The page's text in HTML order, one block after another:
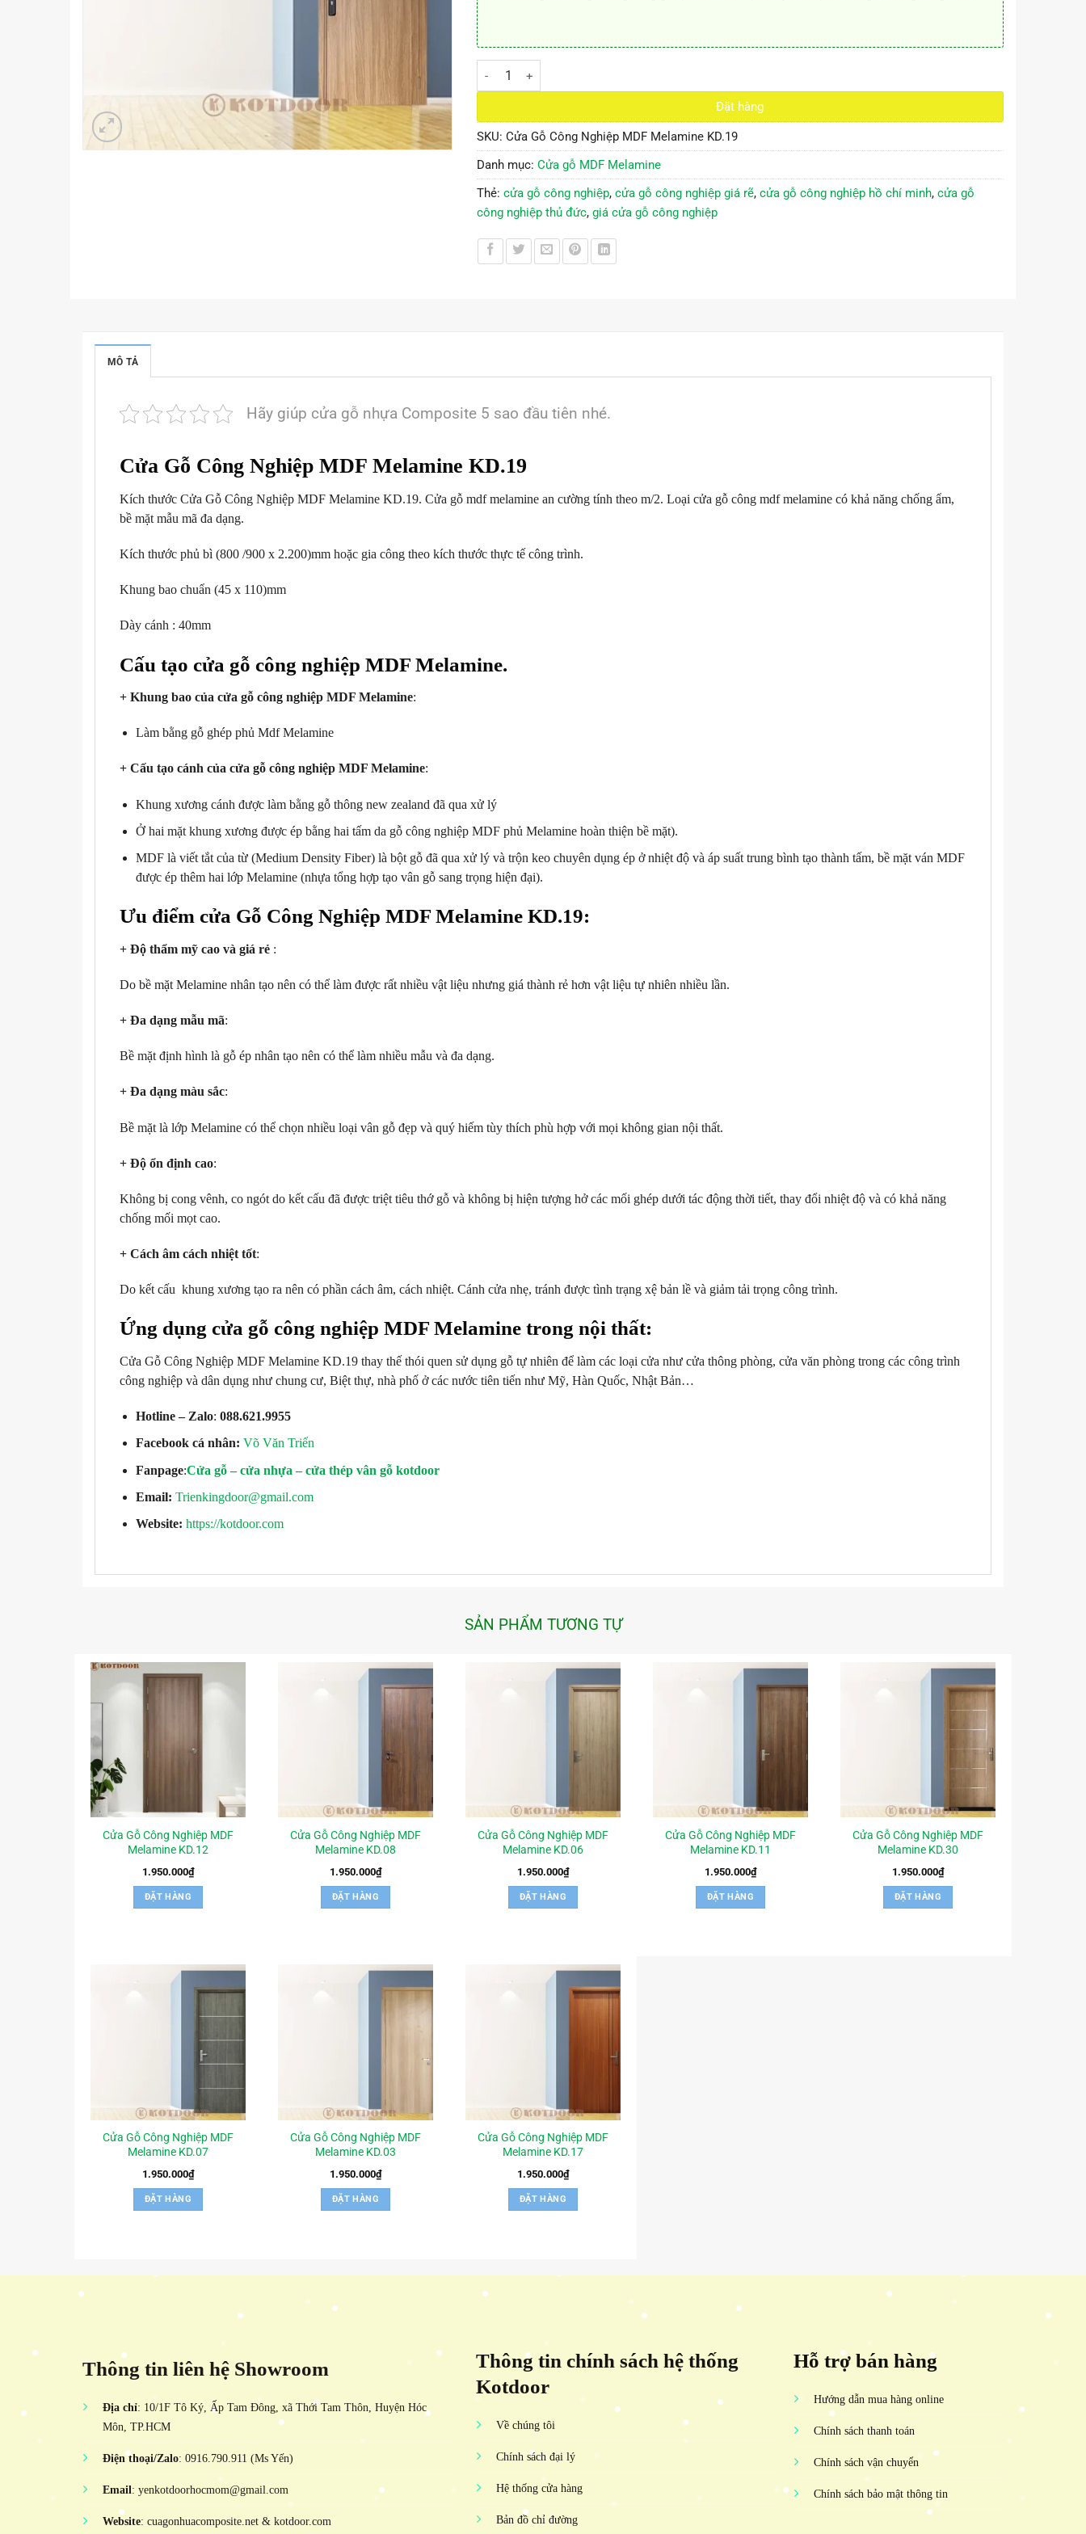
Cửa Gỗ Công Nghiệp MDF Melamine KD.19 số lượng
Đặt hàng
SKU: Cửa Gỗ Công Nghiệp MDF Melamine KD.19
Danh mục: Cửa gỗ MDF Melamine
Thẻ: cửa gỗ công nghiệp, cửa gỗ công nghiệp giá rẽ, cửa gỗ công nghiệp hồ chí minh, cửa gỗ
công nghiệp thủ đức, giá cửa gỗ công nghiệp
MÔ TẢ
Hãy giúp cửa gỗ nhựa Composite 5 sao đầu tiên nhé.
Cửa Gỗ Công Nghiệp MDF Melamine KD.19
Kích thước Cửa Gỗ Công Nghiệp MDF Melamine KD.19. Cửa gỗ mdf melamine an cường tính theo m/2. Loại cửa gỗ công mdf melamine có khả năng chống ẩm,
bề mặt mẫu mã đa dạng.
Kích thước phủ bì (800 /900 x 2.200)mm hoặc gia công theo kích thước thực tế công trình.
Khung bao chuẩn (45 x 110)mm
Dày cánh : 40mm
Cấu tạo cửa gỗ công nghiệp MDF Melamine.
+ Khung bao của cửa gỗ công nghiệp MDF Melamine:
Làm bằng gỗ ghép phủ Mdf Melamine
+ Cấu tạo cánh của cửa gỗ công nghiệp MDF Melamine:
Khung xương cánh được làm bằng gỗ thông new zealand đã qua xử lý
Ở hai mặt khung xương được ép bằng hai tấm da gỗ công nghiệp MDF phủ Melamine hoàn thiện bề mặt).
MDF là viết tắt của từ (Medium Density Fiber) là bột gỗ đã qua xử lý và trộn keo chuyên dụng ép ở nhiệt độ và áp suất trung bình tạo thành tấm, bề mặt ván MDF
được ép thêm hai lớp Melamine (nhựa tổng hợp tạo vân gỗ sang trọng hiện đại).
Ưu điểm cửa Gỗ Công Nghiệp MDF Melamine KD.19:
+ Độ thẩm mỹ cao và giá rẻ :
Do bề mặt Melamine nhân tạo nên có thể làm được rất nhiều vật liệu nhưng giá thành rẻ hơn vật liệu tự nhiên nhiều lần.
+ Đa dạng mẫu mã:
Bề mặt định hình là gỗ ép nhân tạo nên có thể làm nhiều mẫu và đa dạng.
+ Đa dạng màu sắc:
Bề mặt là lớp Melamine có thể chọn nhiều loại vân gỗ đẹp và quý hiếm tùy thích phù hợp với mọi không gian nội thất.
+ Độ ổn định cao:
Không bị cong vênh, co ngót do kết cấu đã được triệt tiêu thớ gỗ và không bị hiện tượng hở các mối ghép dưới tác động thời tiết, thay đổi nhiệt độ và có khả năng
chống mối mọt cao.
+ Cách âm cách nhiệt tốt:
Do kết cấu khung xương tạo ra nên có phần cách âm, cách nhiệt. Cánh cửa nhẹ, tránh được tình trạng xệ bản lề và giảm tải trọng công trình.
Ứng dụng cửa gỗ công nghiệp MDF Melamine trong nội thất:
Cửa Gỗ Công Nghiệp MDF Melamine KD.19 thay thế thói quen sử dụng gỗ tự nhiên để làm các loại cửa như cửa thông phòng, cửa văn phòng trong các công trình
công nghiệp và dân dụng như chung cư, Biệt thự, nhà phố ở các nước tiên tiến như Mỹ, Hàn Quốc, Nhật Bản…
Hotline – Zalo:088.621.9955
Facebook cá nhân: Võ Văn Triển
Fanpage:Cửa gỗ – cửa nhựa – cửa thép vân gỗ kotdoor
Email: Trienkingdoor@gmail.com
Website: https://kotdoor.com
SẢN PHẨM TƯƠNG TỰ
Cửa Gỗ Công Nghiệp MDF
Melamine KD.12
1.950.000₫
ĐẶT HÀNG
Cửa Gỗ Công Nghiệp MDF
Melamine KD.08
1.950.000₫
ĐẶT HÀNG
Cửa Gỗ Công Nghiệp MDF
Melamine KD.06
1.950.000₫
ĐẶT HÀNG
Cửa Gỗ Công Nghiệp MDF
Melamine KD.11
1.950.000₫
ĐẶT HÀNG
Cửa Gỗ Công Nghiệp MDF
Melamine KD.30
1.950.000₫
ĐẶT HÀNG
Cửa Gỗ Công Nghiệp MDF
Melamine KD.07
1.950.000₫
ĐẶT HÀNG
Cửa Gỗ Công Nghiệp MDF
Melamine KD.03
1.950.000₫
ĐẶT HÀNG
Cửa Gỗ Công Nghiệp MDF
Melamine KD.17
1.950.000₫
ĐẶT HÀNG
Thông tin liên hệ Showroom
Địa chỉ: 10/1F Tô Ký, Ấp Tam Đông, xã Thới Tam Thôn, Huyện Hóc
Môn, TP.HCM
Điện thoại/Zalo: 0916.790.911 (Ms Yến)
Email: yenkotdoorhocmom@gmail.com
Website: cuagonhuacomposite.net & kotdoor.com
Thông tin chính sách hệ thống
Kotdoor
Về chúng tôi
Chính sách đại lý
Hệ thống cửa hàng
Bản đồ chỉ đường
Hỗ trợ bán hàng
Hướng dẫn mua hàng online
Chính sách thanh toán
Chính sách vận chuyển
Chính sách bảo mật thông tin